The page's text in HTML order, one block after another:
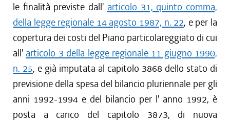
le finalità previste dall' articolo 31, quinto comma,
della legge regionale 14 agosto 1987, n. 22, e per la
copertura dei costi del Piano particolareggiato di cui
all' articolo 3 della legge regionale 11 giugno 1990,
n. 25, e già imputata al capitolo 3868 dello stato di
previsione della spesa del bilancio pluriennale per gli
anni 1992-1994 e del bilancio per l' anno 1992, è
posta a carico del capitolo 3873, di nuova